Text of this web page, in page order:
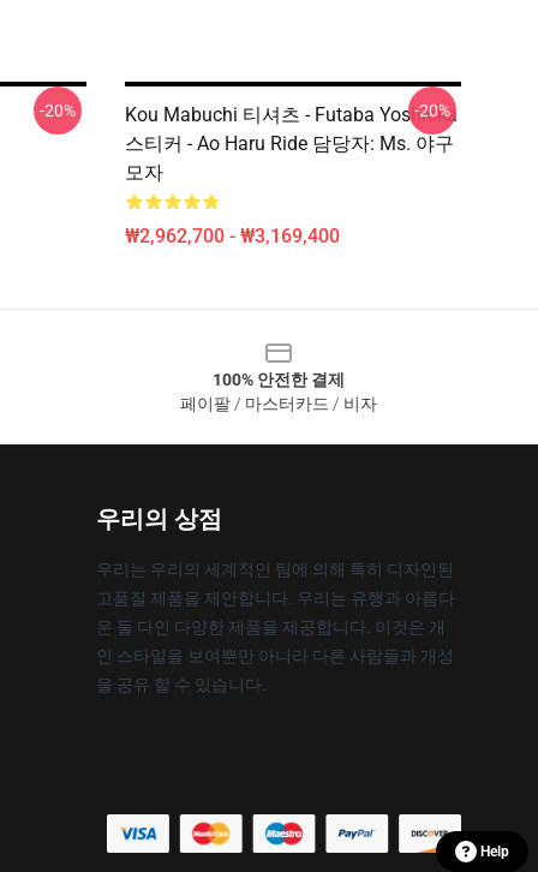
-20%
Kou Mabuchi 티셔츠 - Futaba Yoshioka
스티커 - Ao Haru Ride 담당자: Ms. 야구
모자
₩2,962,700 - ₩3,169,400
-20%
100% 안전한 결제
페이팔 / 마스터카드 / 비자
우리의 상점
우리는 우리의 세계적인 팀에 의해 특히 디자인된
고품질 제품을 제안합니다. 우리는 유행과 아름다
운 둘 다인 다양한 제품을 제공합니다. 이것은 개
인 스타일을 보여뿐만 아니라 다른 사람들과 개성
을 공유 할 수 있습니다.
Help